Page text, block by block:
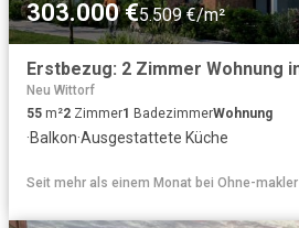
303.000 €5.509 €/m²
Neu Wittorf
55 m²2 Zimmer1 BadezimmerWohnung
·Balkon·Ausgestattete Küche
Seit mehr als einem Monat bei Ohne-makler